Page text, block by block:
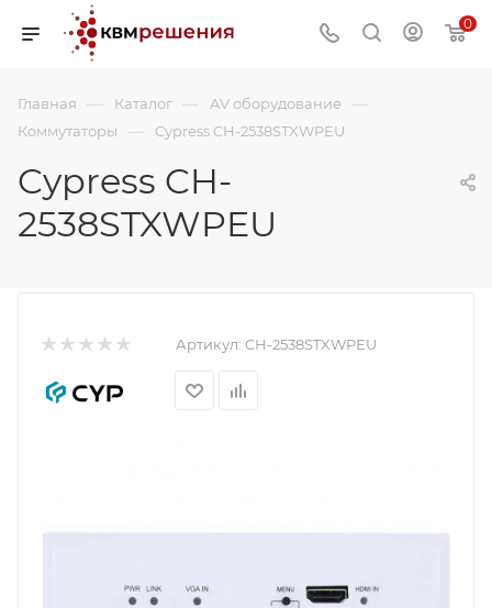
0
Главная — Каталог — AV оборудование —
Коммутаторы — Cypress CH-2538STXWPEU
Cypress CH-
2538STXWPEU
Артикул: CH-2538STXWPEU